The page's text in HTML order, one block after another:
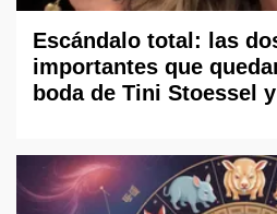
Escándalo total: las
importantes que
boda de Tini Stoessel